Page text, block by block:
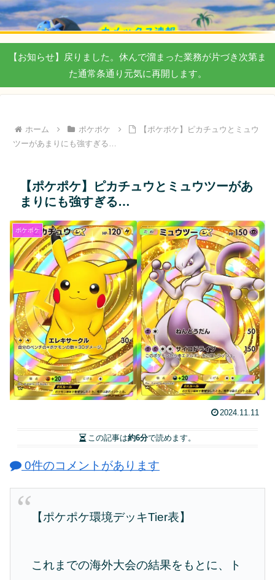
【お知らせ】戻りました。休んで溜まった業務が片づき次第ま
た通常条通り元気に再開します。
ホーム ポケポケ
【ポケポケ】ピカチュウとミュウ
ツーがあまりにも強すぎる…
【ポケポケ】ピカチュウとミュウツーがあ
まりにも強すぎる…
ポケポケ
2024.11.11
この記事は約6分で読めます。
0件のコメントがあります
【ポケポケ環境デッキTier表】
これまでの海外大会の結果をもとに、ト